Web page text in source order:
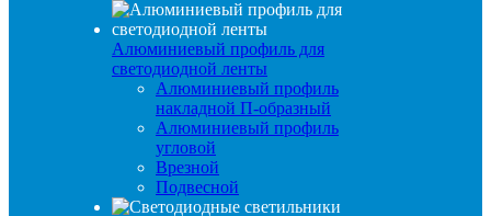
Алюминиевый профиль для
светодиодной ленты
Алюминиевый профиль
накладной П-образный
Алюминиевый профиль
угловой
Врезной
Подвесной